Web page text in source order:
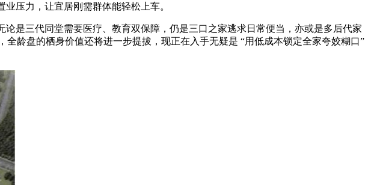
压力，让宜居刚需群体能轻松上车。
是三代同堂需要医疗、教育双保障，仍是三口之家逃求日常便当，亦或是多后代家
龄盘的栖身价值还将进一步提拔，现正在入手无疑是 “用低成本锁定全家夸姣糊口”